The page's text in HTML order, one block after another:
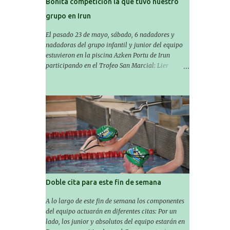
grupo en Irun
El pasado 23 de mayo, sábado, 6 nadadores y
nadadoras del grupo infantil y junior del equipo
estuvieron en la piscina Azken Portu de Irun
participando en el Trofeo San Marcial: Lier
ocasión, nadie consiguió hacer marcas personales
en las pruebas realizadas, pero hay que decir que
estuvieron muy cerca de sus mejores marcas. A
pesar de no conseguir marca, pasaron una tarde
muy buena y sirvió para reforzar su experiencia.
La mayoría ya ha terminado la temporada, pero
seguiremos trabajando con quienes están en la
recta final, trabajando para que cada uno consiga
sus objetivos personales. BRNPWR!
Doble cita para este fin de semana
A lo largo de este fin de semana los componentes
del equipo actuarán en diferentes citas: Por un
lado, los junior y absolutos del equipo estarán en